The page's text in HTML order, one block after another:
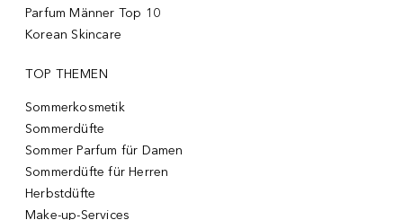
Parfum Männer Top 10
Korean Skincare
TOP THEMEN
Sommerkosmetik
Sommerdüfte
Sommer Parfum für Damen
Sommerdüfte für Herren
Herbstdüfte
Make-up-Services